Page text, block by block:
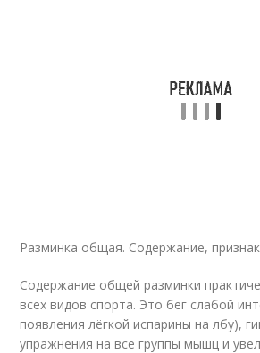
Разминка общая. Содержание,
Содержание общей разминки
всех видов спорта. Это бег слабой
появления лёгкой испарины на лбу),
упражнения на все группы мышц и